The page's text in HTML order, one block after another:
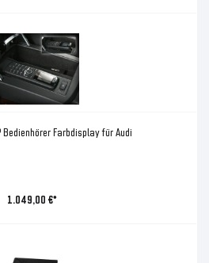
Bedienhörer Farbdisplay für Audi
1.049,00 €*